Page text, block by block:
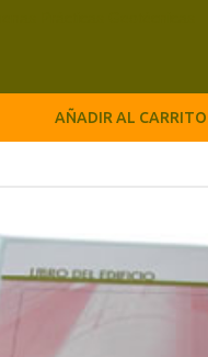
AÑADIR AL CARRITO